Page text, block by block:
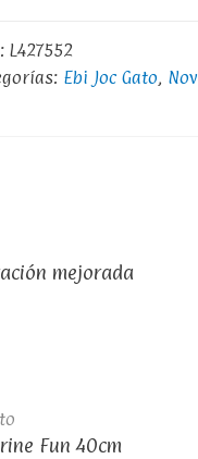
L427552
Ebi Joc Gato,
mejorada
Fun 40cm